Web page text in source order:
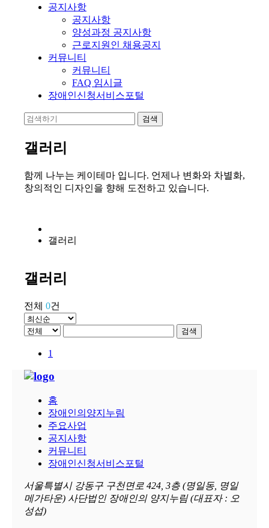
공지사항
공지사항
양성과정 공지사항
근로지원인 채용공지
커뮤니티
커뮤니티
FAQ 임시글
장애인신청서비스포털
갤러리
함께 나누는 케이테마 입니다. 언제나 변화와 차별화,
창의적인 디자인을 향해 도전하고 있습니다.
갤러리
갤러리
전체 0건
검색
1
홈
장애인의양지누림
주요사업
공지사항
커뮤니티
장애인신청서비스포털
서울특별시 강동구 구천면로 424, 3층 (명일동, 명일
메가타운) 사단법인 장애인의 양지누림 (대표자 : 오
성섭)